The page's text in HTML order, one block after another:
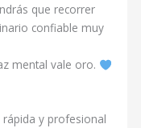
que recorrer
confiable muy
mental vale oro.
rápida y profesional